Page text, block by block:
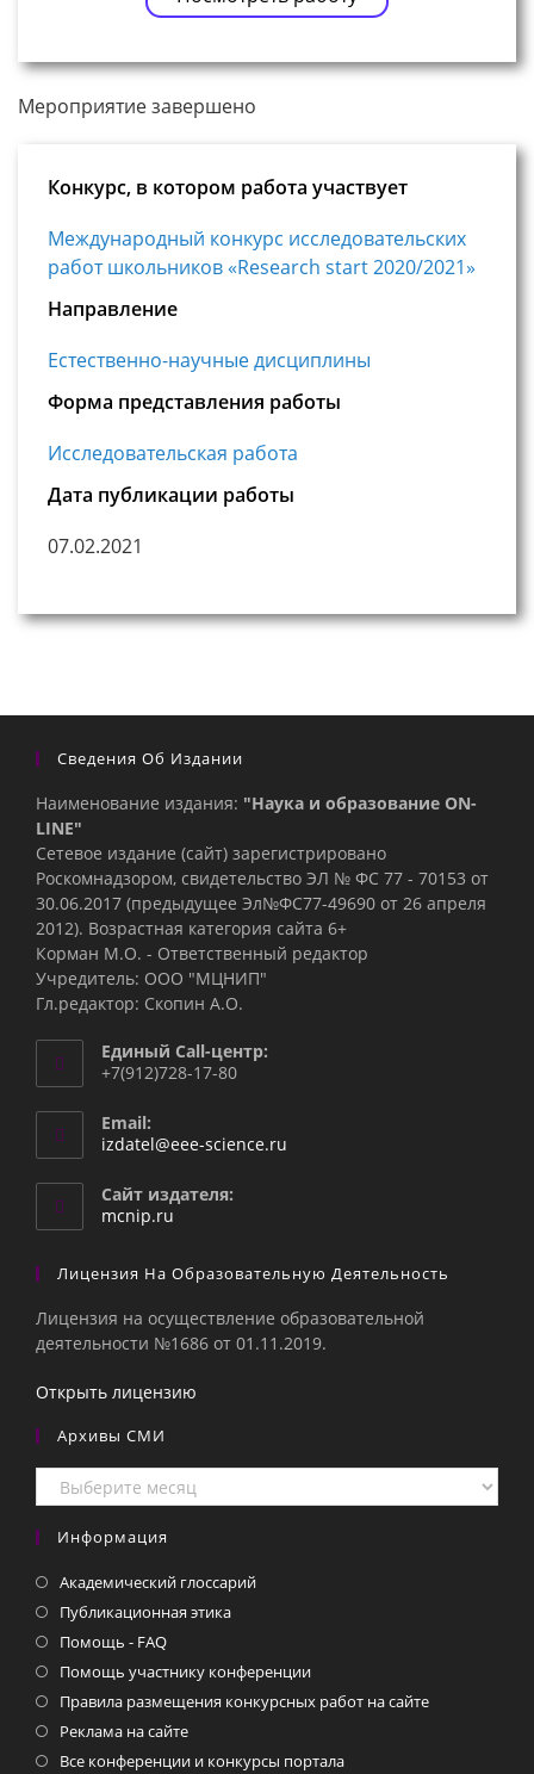
Мероприятие завершено
Конкурс, в котором работа участвует
Международный конкурс исследовательских
работ школьников «Research start 2020/2021»
Направление
Естественно-научные дисциплины
Форма представления работы
Исследовательская работа
Дата публикации работы
07.02.2021
Сведения Об Издании
Наименование издания: "Наука и образование ON-
LINE"
Сетевое издание (сайт) зарегистрировано
Роскомнадзором, свидетельство ЭЛ № ФС 77 - 70153 от
30.06.2017 (предыдущее Эл№ФC77-49690 от 26 апреля
2012). Возрастная категория сайта 6+
Корман М.О. - Ответственный редактор
Учредитель: ООО "МЦНИП"
Гл.редактор: Скопин А.О.
Единый Call-центр:
+7(912)728-17-80
Email:
izdatel@eee-science.ru
Сайт издателя:
mcnip.ru
Лицензия На Образовательную Деятельность
Лицензия на осуществление образовательной
деятельности №1686 от 01.11.2019.
Открыть лицензию
Архивы СМИ
Архивы
СМИ
Информация
Академический глоссарий
Публикационная этика
Помощь - FAQ
Помощь участнику конференции
Правила размещения конкурсных работ на сайте
Реклама на сайте
Все конференции и конкурсы портала